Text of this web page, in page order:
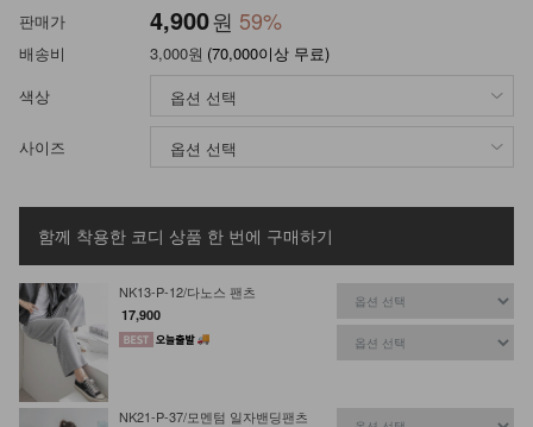
판매가
4,900원 59%
배송비 3,000원 (70,000이상 무료)
색상
사이즈
함께 착용한 코디 상품 한 번에 구매하기
NK13-P-12/다노스 팬츠
17,900
NK21-P-37/모멘텀 일자밴딩팬츠